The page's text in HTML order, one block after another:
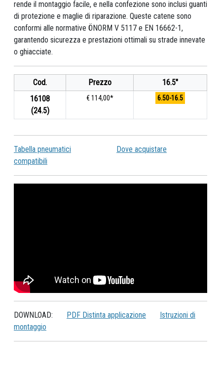
rende il montaggio facile, e nella confezione sono inclusi guanti
di protezione e maglie di riparazione. Queste catene sono
conformi alle normative ÖNORM V 5117 e EN 16662-1,
garantendo sicurezza e prestazioni ottimali su strade innevate
o ghiacciate.
Cod. Prezzo
16.5"
16108
(24.5)
€ 114,00* 6.50-16.5
Tabella pneumatici
compatibili
Dove acquistare
DOWNLOAD: PDF Distinta applicazione
Istruzioni di
montaggio